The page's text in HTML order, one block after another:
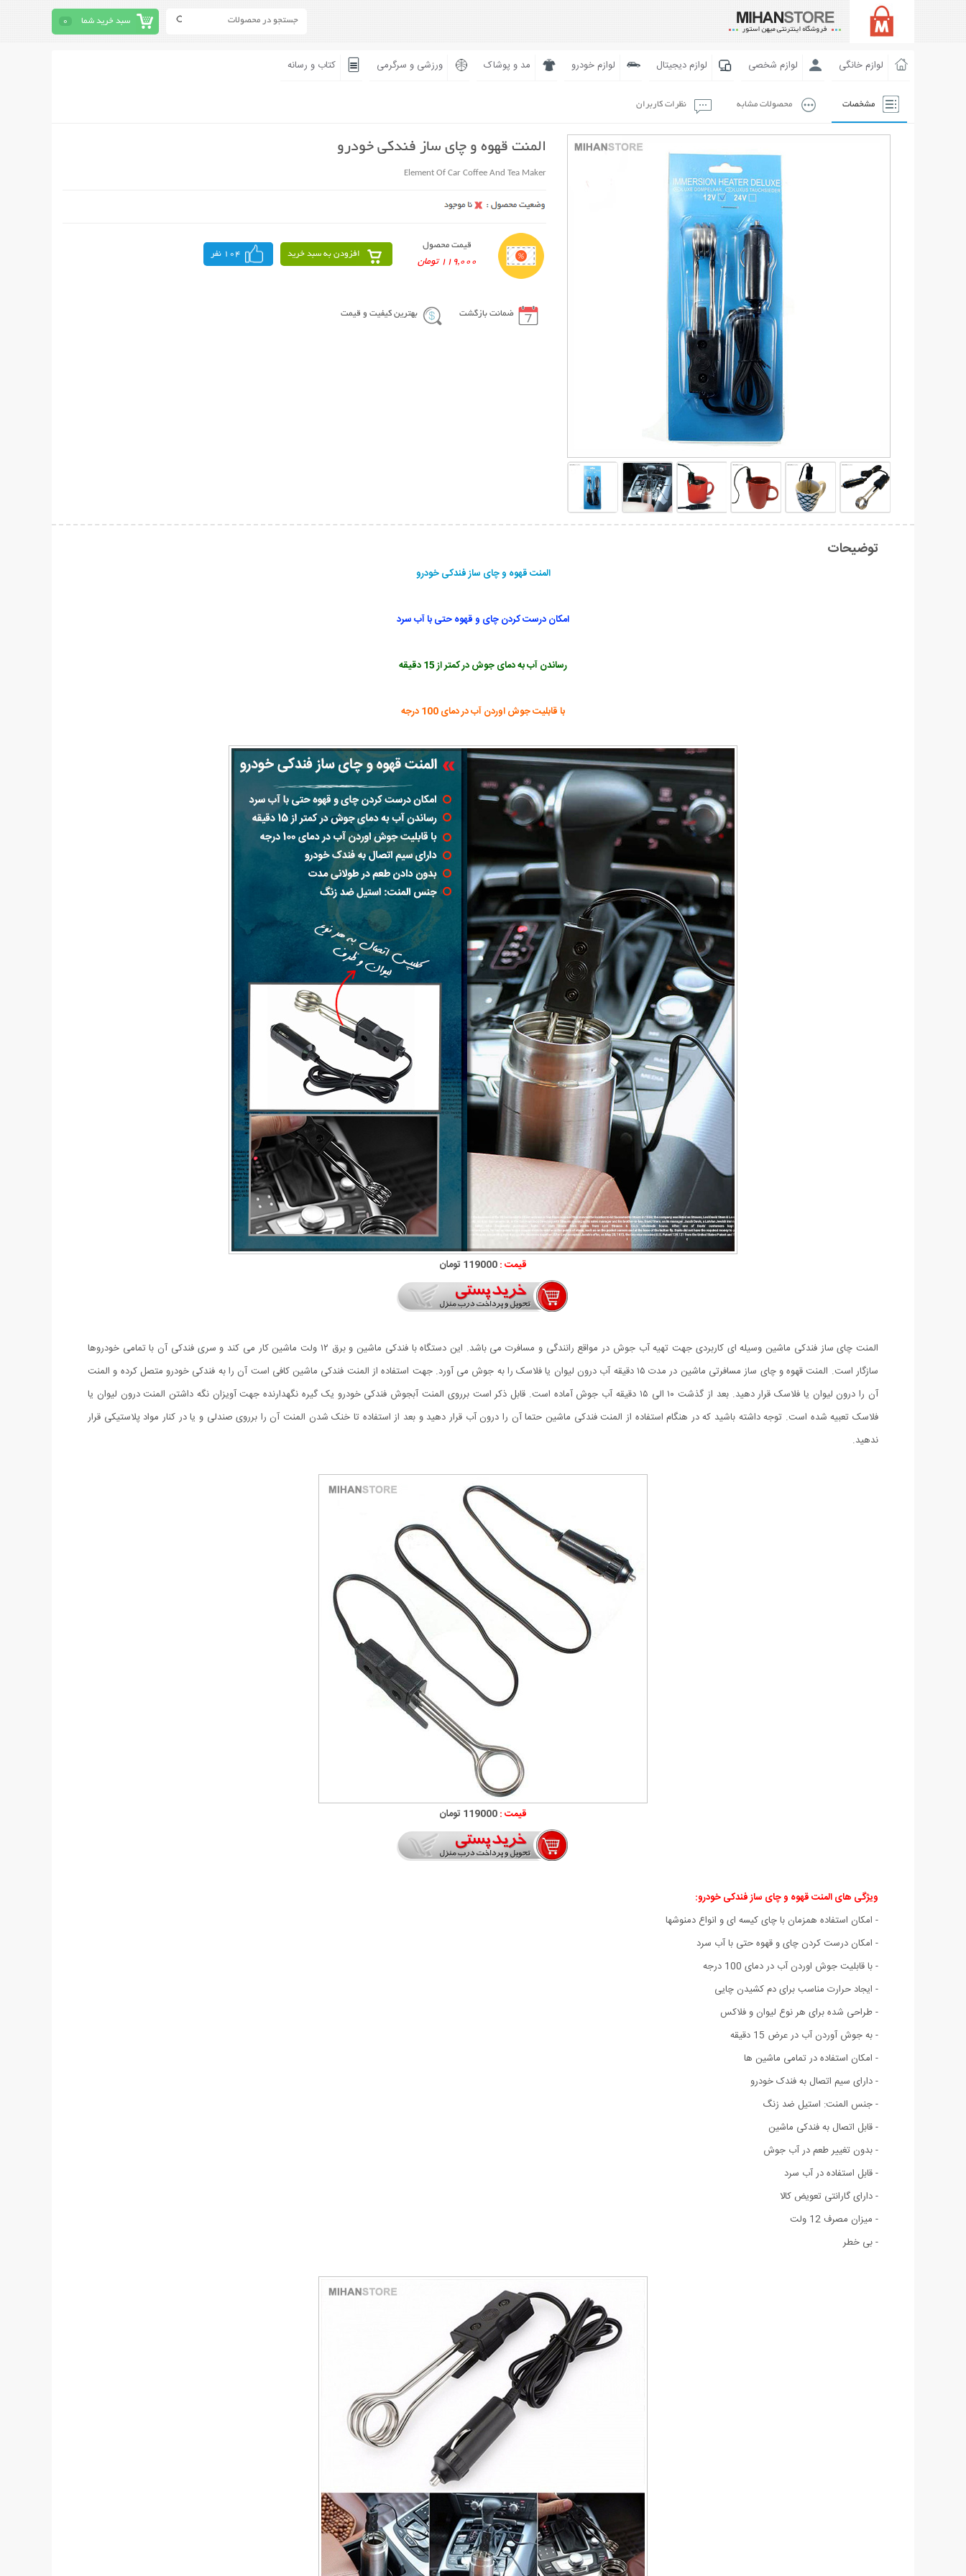
سبد خرید شما 0
لوازم خانگی لوازم شخصی لوازم دیجیتال لوازم خودرو مد و پوشاک ورزشی و سرگرمی کتاب و رسانه
مشخصات محصولات مشابه نظرات کاربران
المنت قهوه و چای ساز فندکی خودرو
Element Of Car Coffee And Tea Maker
قیمت محصول
119,000 تومان
افزودن به سبد خرید 104 نفر
ضمانت بازگشت بهترین کیفیت و قیمت
توضیحات
المنت قهوه و چای ساز فندکی خودرو
امکان درست کردن چای و قهوه حتی با آب سرد
رساندن آب به دمای جوش در کمتر از 15 دقیقه
با قابلیت جوش اوردن آب در دمای 100 درجه
قیمت :119000 تومان
المنت چای ساز فندکی ماشین وسیله ای کاربردی جهت تهیه آب جوش در مواقع رانندگی و مسافرت می باشد. این دستگاه با فندکی ماشین و برق ۱۲ ولت ماشین کار می کند و سری فندکی آن با تمامی خودروها
سازگار است. المنت قهوه و چای ساز مسافرتی ماشین در مدت ۱۵ دقیقه آب درون لیوان یا فلاسک را به جوش می آورد. جهت استفاده از المنت فندکی ماشین کافی است آن را به فندکی خودرو متصل کرده و المنت
آن را درون لیوان یا فلاسک قرار دهید. بعد از گذشت ۱۰ الی ۱۵ دقیقه آب جوش آماده است. قابل ذکر است برروی المنت آبجوش فندکی خودرو یک گیره نگهدارنده جهت آویزان نگه داشتن المنت درون لیوان یا
فلاسک تعبیه شده است. توجه داشته باشید که در هنگام استفاده از المنت فندکی ماشین حتما آن را درون آب قرار دهید و بعد از استفاده تا خنک شدن المنت آن را برروی صندلی و یا در کنار مواد پلاستیکی قرار
ندهید.
قیمت :119000 تومان
ویژگی هایالمنت قهوه و چای ساز فندکی خودرو:
- امکان استفاده همزمان با چای کیسه ای و انواع دمنوشها
- امکان درست کردن چای و قهوه حتی با آب سرد
- با قابلیت جوش اوردن آب در دمای 100 درجه
- ایجاد حرارت مناسب برای دم کشیدن چایی
- طراحی شده برای هر نوع لیوان و فلاکس
- به جوش آوردن آب در عرض 15 دقیقه
- امکان استفاده در تمامی ماشین ها
-دارای سیم اتصال به فندک خودرو
-جنس المنت: استیل ضد زنگ
- قابل اتصال به فندکی ماشین
- بدون تغییر طعم در آب جوش
- قابل استفاده در آب سرد
- دارای گارانتی تعویض کالا
- میزان مصرف 12 ولت
- بی خطر